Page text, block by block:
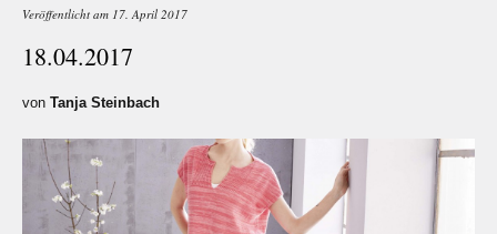
Veröffentlicht am 17. April 2017
18.04.2017
von Tanja Steinbach